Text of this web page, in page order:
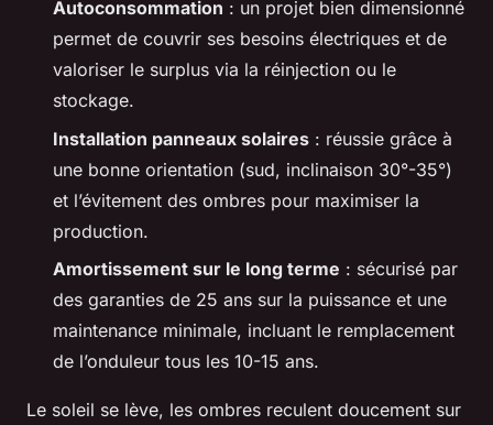
Autoconsommation : un projet bien dimensionné
permet de couvrir ses besoins électriques et de
valoriser le surplus via la réinjection ou le
stockage.
Installation panneaux solaires : réussie grâce à
une bonne orientation (sud, inclinaison 30°-35°)
et l’évitement des ombres pour maximiser la
production.
Amortissement sur le long terme : sécurisé par
des garanties de 25 ans sur la puissance et une
maintenance minimale, incluant le remplacement
de l’onduleur tous les 10-15 ans.
Le soleil se lève, les ombres reculent doucement sur